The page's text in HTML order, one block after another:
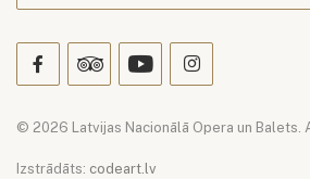
© 2026 Latvijas Nacionālā Opera un Balets.
Izstrādāts: codeart.lv